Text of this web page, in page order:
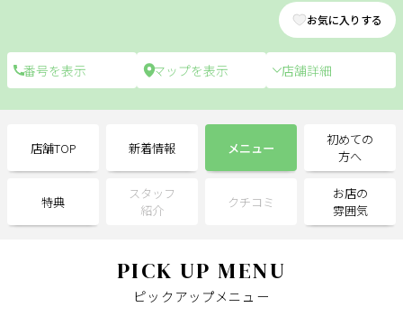
トレーニング
大人女子トピック ランキング
サポート
プライバシーポリシー
サイトマップ
お知らせ
お気に入りする
店舗詳細
店舗TOP 新着情報 メニュー
初めての
方へ
特典
スタッフ
紹介
クチコミ
お店の
雰囲気
PICK UP MENU
ピックアップメニュー